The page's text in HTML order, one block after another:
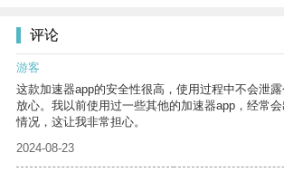
评论
游客
这款加速器app的安全性很高，使用过程中不会泄
放心。我以前使用过一些其他的加速器app，经常
情况，这让我非常担心。
2024-08-23